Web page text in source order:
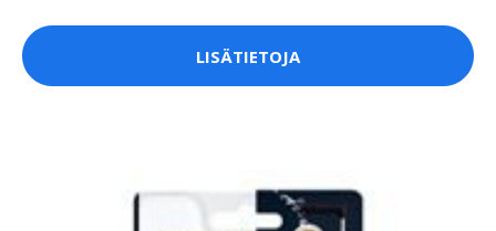
LISÄTIETOJA